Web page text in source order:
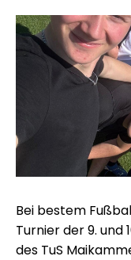
Bei bestem
Turnier der 9. und
des TuS